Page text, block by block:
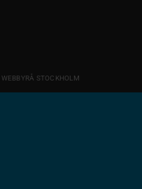
WEBBYRÅ STOCKHOLM